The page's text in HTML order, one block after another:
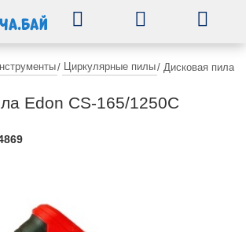
/ Циркулярные пилы/ Дисковая пила
Edon CS-165/1250С